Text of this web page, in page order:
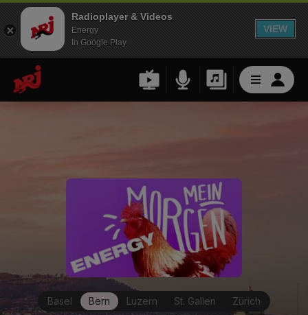
Radioplayer & Videos
Energy
In Google Play
VIEW
Basel Bern Luzern St. Gallen Zürich